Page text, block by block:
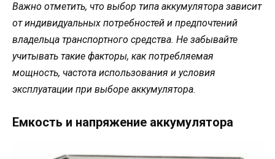
Важно отметить, что выбор типа аккумулятора зависит
от индивидуальных потребностей и предпочтений
владельца транспортного средства. Не забывайте
учитывать такие факторы, как потребляемая
мощность, частота использования и условия
эксплуатации при выборе аккумулятора.
Емкость и напряжение аккумулятора